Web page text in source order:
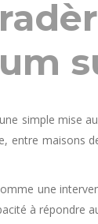
simple mise
entre
une
à répondre